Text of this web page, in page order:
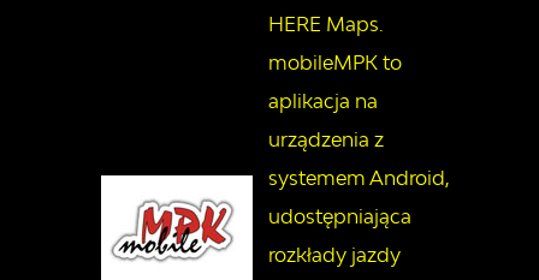
HERE Maps.
mobileMPK to
aplikacja na
urządzenia z
systemem Android,
udostępniająca
rozkłady jazdy